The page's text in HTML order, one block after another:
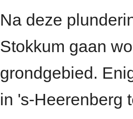
Na deze
Stokkum gaan
grondgebied.
in 's-Heerenberg